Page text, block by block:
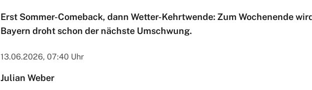
Erst Sommer-Comeback, dann Wetter-Kehrtwende: Zum Wochenende
Bayern droht schon der nächste Umschwung.
13.06.2026, 07:40 Uhr
Julian Weber